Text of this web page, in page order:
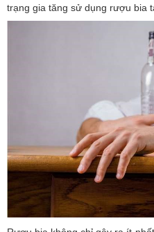
trạng gia tăng sử dụng rượu bia